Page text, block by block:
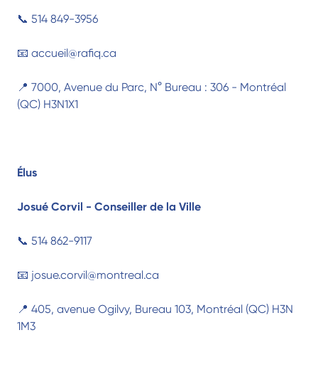
📞 514 849-3956
📧 accueil@rafiq.ca
📍 7000, Avenue du Parc, N° Bureau : 306 - Montréal
(QC) H3N1X1
Élus
Josué Corvil - Conseiller de la Ville
📞 514 862-9117
📧 josue.corvil@montreal.ca
📍 405, avenue Ogilvy, Bureau 103, Montréal (QC) H3N
1M3